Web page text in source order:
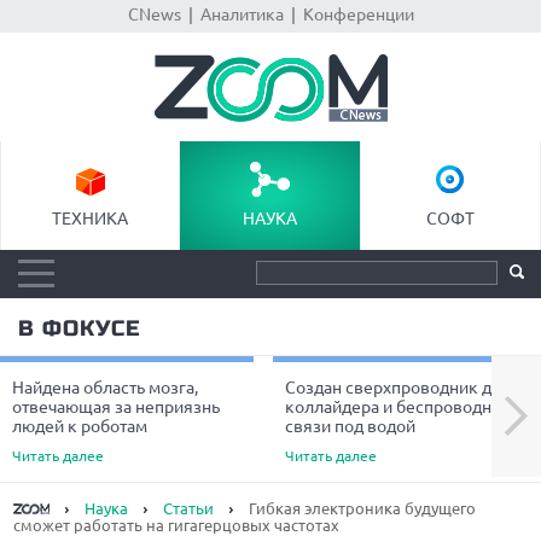
CNews| Аналитика| Конференции
ТЕХНИКА НАУКА СОФТ
В ФОКУСЕ
Найдена область мозга,
отвечающая за неприязнь
людей к роботам
Читать далее
Создан сверхпроводник для
коллайдера и беспроводной
связи под водой
Читать далее
Next
Наука Статьи
Гибкая электроника будущего
сможет работать на гигагерцовых частотах